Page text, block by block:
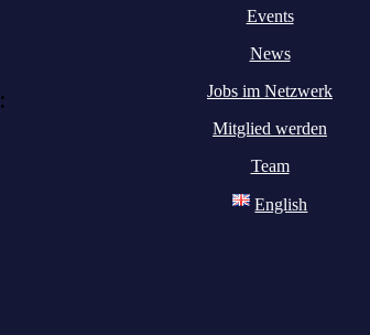
Events
News
Jobs im Netzwerk
Mitglied werden
Team
English